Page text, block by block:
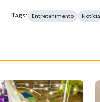
Tags: Entretenimento Notícia